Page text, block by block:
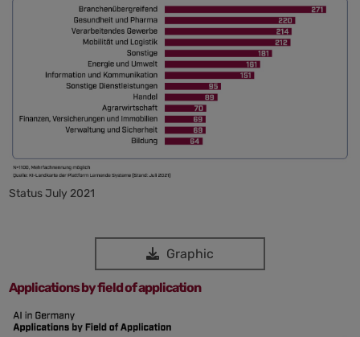
Status July 2021
Graphic
Applications by field of application